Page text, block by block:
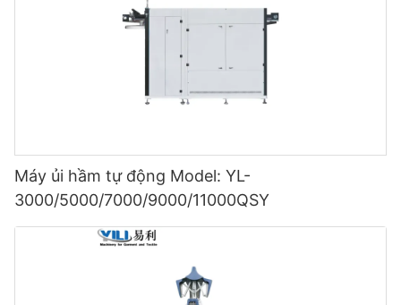
Máy ủi hầm tự động Model: YL-
3000/5000/7000/9000/11000QSY